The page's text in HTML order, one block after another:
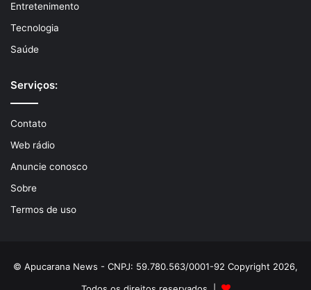
Entretenimento
Tecnologia
Saúde
Serviços:
Contato
Web rádio
Anuncie conosco
Sobre
Termos de uso
© Apucarana News - CNPJ: 59.780.563/0001-92 Copyright 2026,